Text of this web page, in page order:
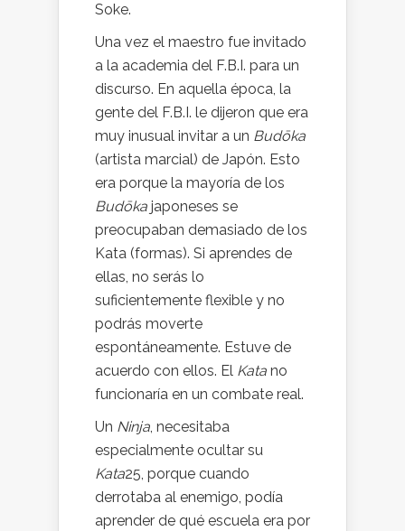
Soke.
Una vez el maestro fue invitado
a la academia del F.B.I. para un
discurso. En aquella época, la
gente del F.B.I. le dijeron que era
muy inusual invitar a un Budōka
(artista marcial) de Japón. Esto
era porque la mayoría de los
Budōka japoneses se
preocupaban demasiado de los
Kata (formas). Si aprendes de
ellas, no serás lo
suficientemente flexible y no
podrás moverte
espontáneamente. Estuve de
acuerdo con ellos. El Kata no
funcionaría en un combate real.
Un Ninja, necesitaba
especialmente ocultar su
Kata25, porque cuando
derrotaba al enemigo, podía
aprender de qué escuela era por